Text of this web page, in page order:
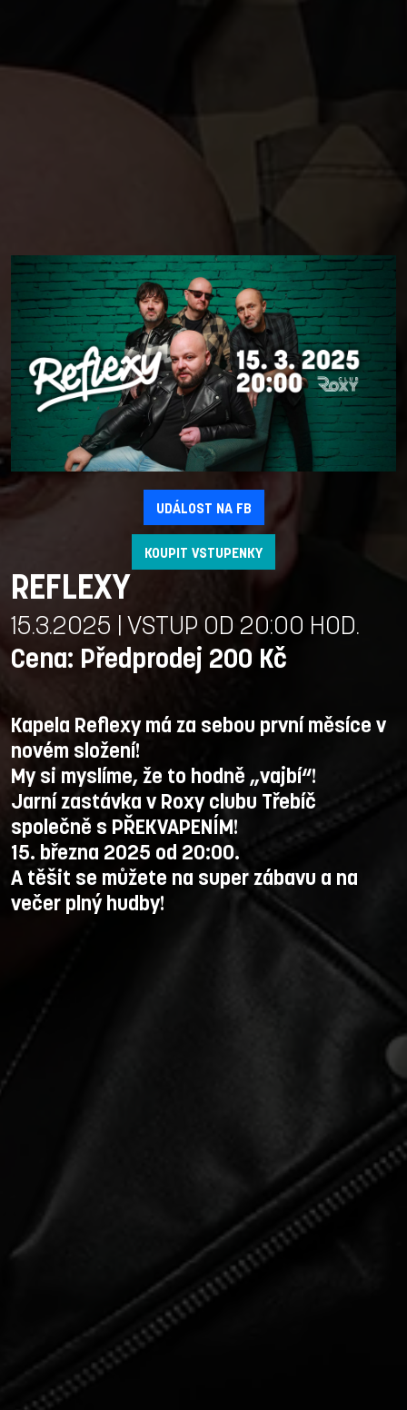
UDÁLOST NA FB
KOUPIT VSTUPENKY
REFLEXY
15.3.2025 | VSTUP OD 20:00 HOD.
Cena: Předprodej 200 Kč
Kapela Reflexy má za sebou první měsíce v
novém složení!
My si myslíme, že to hodně „vajbí“!
Jarní zastávka v Roxy clubu Třebíč
společně s PŘEKVAPENÍM!
15. března 2025 od 20:00.
A těšit se můžete na super zábavu a na
večer plný hudby!